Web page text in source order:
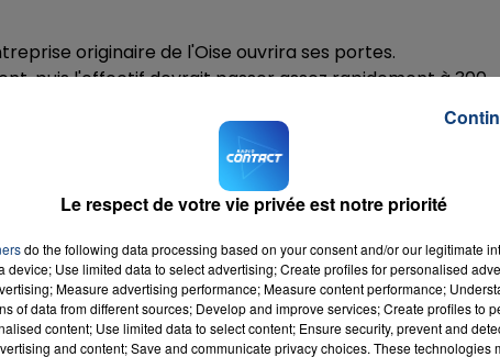
originaire de l'Oise ouvrira ses portes.
puis l'effectif devrait passer assez rapidement à 300.
la création d’une future base arrière pour ce
les perspectives d'embauches.
a été choisie par l'entreprise. Un bâtiment de quelque
ce grand projet.
Le respect de votre vie privée est notre priorité
do the following data processing based on your consent and/or our legitimate
device; Use limited data to select advertising; Create profiles for personalised
Measure advertising performance; Measure content performance;
of data from different sources; Develop and improve services; Create profiles to
content; Use limited data to select content; Ensure security, prevent and
and content; Save and communicate privacy choices. These technologies